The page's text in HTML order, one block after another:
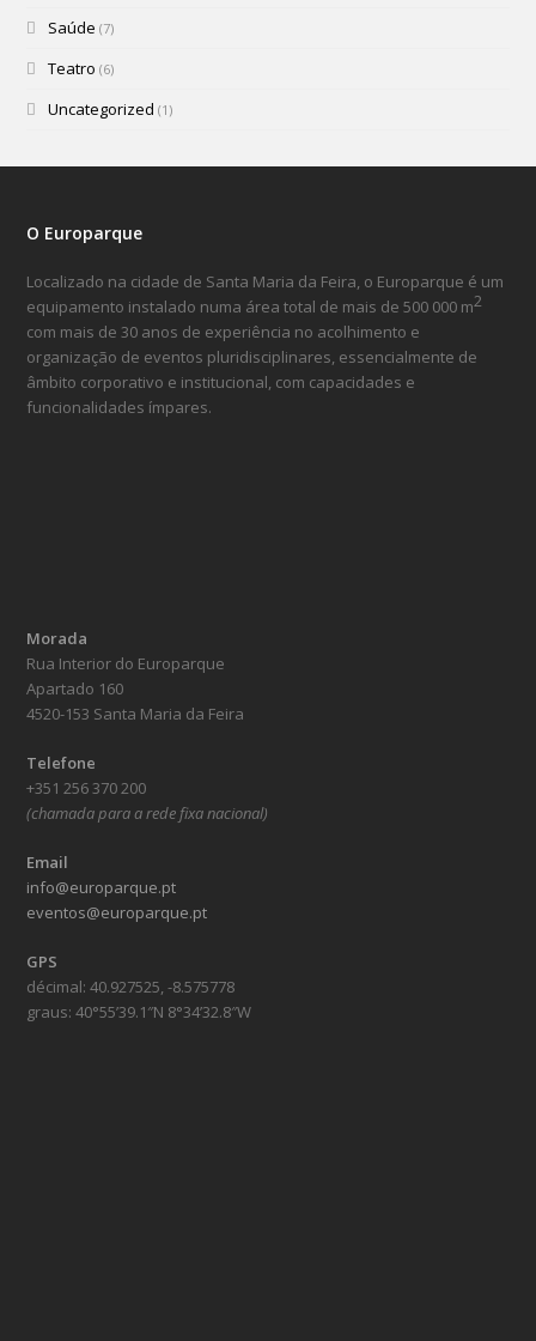
Saúde (7)
Teatro (6)
Uncategorized (1)
O Europarque
Localizado na cidade de Santa Maria da Feira, o Europarque é um
equipamento instalado numa área total de mais de 500 000 m2
com mais de 30 anos de experiência no acolhimento e
organização de eventos pluridisciplinares, essencialmente de
âmbito corporativo e institucional, com capacidades e
funcionalidades ímpares.
Morada
Rua Interior do Europarque
Apartado 160
4520-153 Santa Maria da Feira
Telefone
+351 256 370 200
(chamada para a rede fixa nacional)
Email
info@europarque.pt
eventos@europarque.pt
GPS
décimal: 40.927525, -8.575778
graus: 40°55’39.1″N 8°34’32.8″W